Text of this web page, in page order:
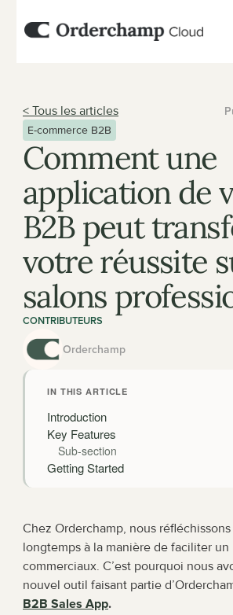
< Tous les articles
E-commerce B2B
Comment une
application de
B2B peut
votre réussite
salons
CONTRIBUTEURS
Orderchamp
IN THIS ARTICLE
Introduction
Key Features
Sub-section
Getting Started
Chez Orderchamp, nous
longtemps à la manière de faciliter
commerciaux. C’est pourquoi nous
B2B Sales App.